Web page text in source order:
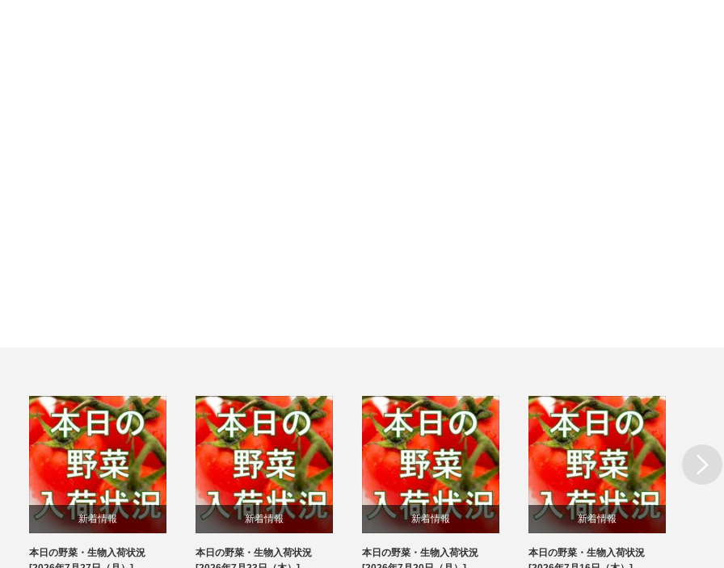
新着情報
ブログ
本日の野菜・生物入荷状況
新着情報
ブログ
本日の野菜・生物入荷状況
新着情報
ブログ
本日の野菜・生物入荷状況
新着情報
ブログ
本日の野菜・生物入荷状況
Next